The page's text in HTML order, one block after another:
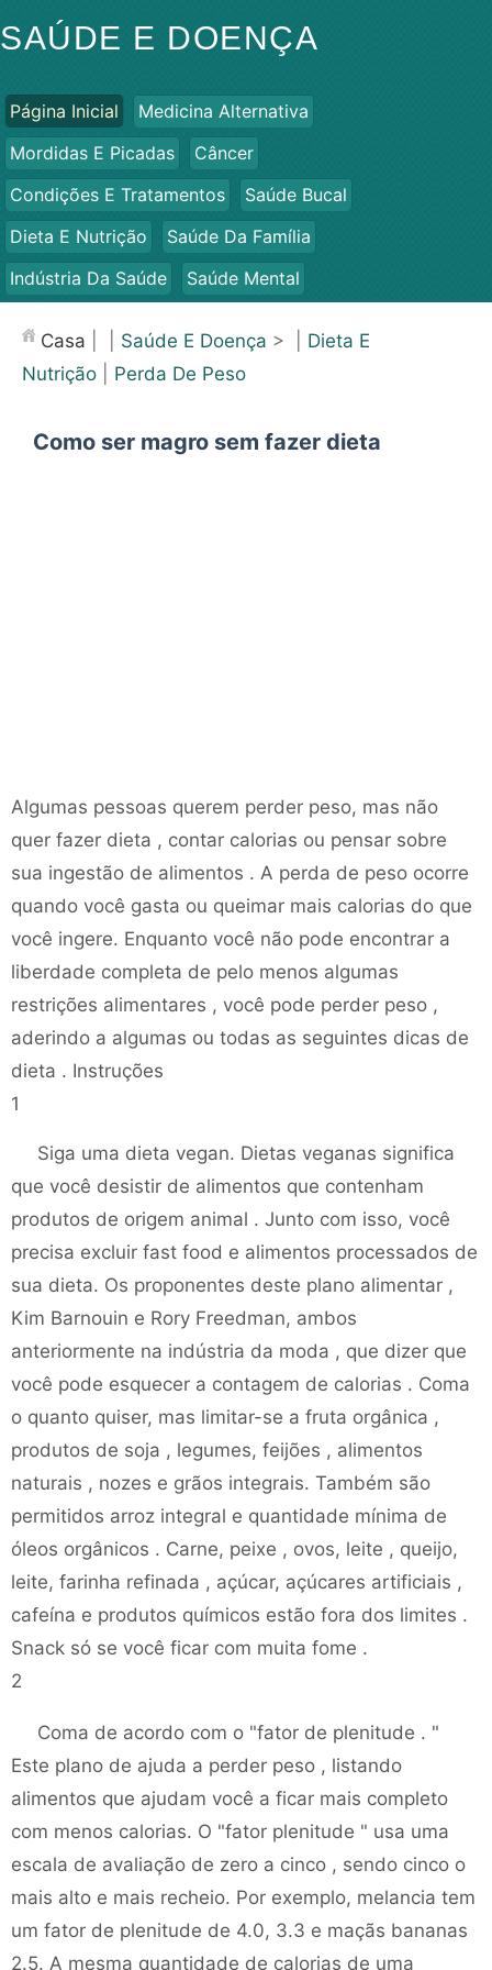
SAÚDE E DOENÇA
Página Inicial
Medicina Alternativa
Mordidas E Picadas
Câncer
Condições E Tratamentos
Saúde Bucal
Dieta E Nutrição
Saúde Da Família
Indústria Da Saúde
Saúde Mental
Saúde
Casa Saúde E Doença > | Dieta E
Nutrição
Perda De Peso
Como ser magro sem fazer dieta
Algumas pessoas querem perder peso, mas não
quer fazer dieta , contar calorias ou pensar sobre
sua ingestão de alimentos . A perda de peso ocorre
quando você gasta ou queimar mais calorias do que
você ingere. Enquanto você não pode encontrar a
liberdade completa de pelo menos algumas
restrições alimentares , você pode perder peso ,
aderindo a algumas ou todas as seguintes dicas de
dieta . Instruções
1
Siga uma dieta vegan. Dietas veganas significa
que você desistir de alimentos que contenham
produtos de origem animal . Junto com isso, você
precisa excluir fast food e alimentos processados ​​de
sua dieta. Os proponentes deste plano alimentar ,
Kim Barnouin e Rory Freedman, ambos
anteriormente na indústria da moda , que dizer que
você pode esquecer a contagem de calorias . Coma
o quanto quiser, mas limitar-se a fruta orgânica ,
produtos de soja , legumes, feijões , alimentos
naturais , nozes e grãos integrais. Também são
permitidos arroz integral e quantidade mínima de
óleos orgânicos . Carne, peixe , ovos, leite , queijo,
leite, farinha refinada , açúcar, açúcares artificiais ,
cafeína e produtos químicos estão fora dos limites .
Snack só se você ficar com muita fome .
2
Coma de acordo com o "fator de plenitude . "
Este plano de ajuda a perder peso , listando
alimentos que ajudam você a ficar mais completo
com menos calorias. O "fator plenitude " usa uma
escala de avaliação de zero a cinco , sendo cinco o
mais alto e mais recheio. Por exemplo, melancia tem
um fator de plenitude de 4.0, 3.3 e maçãs bananas
2.5. A mesma quantidade de calorias de uma